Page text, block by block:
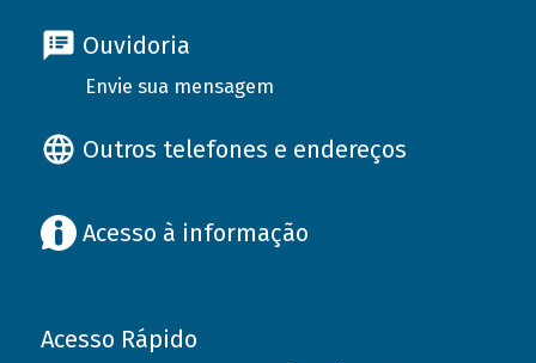
Ouvidoria
Envie sua mensagem
Outros telefones e endereços
Acesso à informação
Acesso Rápido